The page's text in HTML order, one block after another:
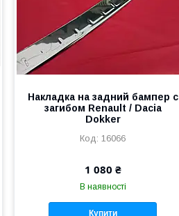
Накладка на задний бампер с
загибом Renault / Dacia
Dokker
16066
1 080 ₴
В наявності
Купити